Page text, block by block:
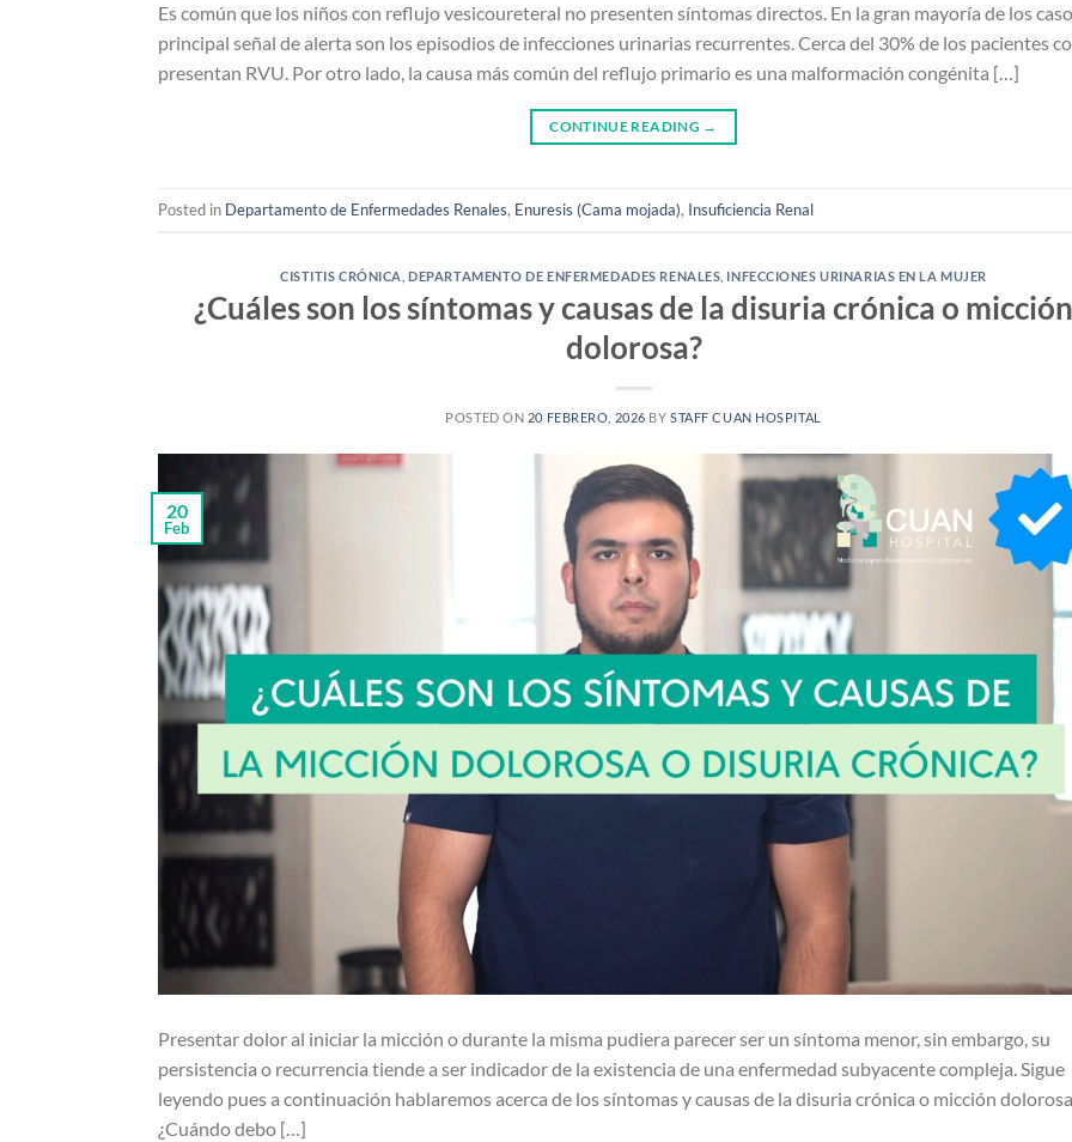
Es común que los niños con reflujo vesicoureteral no presenten síntomas directos. En la gran mayoría de los
principal señal de alerta son los episodios de infecciones urinarias recurrentes. Cerca del 30% de los pacientes
presentan RVU. Por otro lado, la causa más común del reflujo primario es una malformación congénita […]
CONTINUE READING →
Posted in Departamento de Enfermedades Renales, Enuresis (Cama mojada), Insuficiencia Renal
CISTITIS CRÓNICA ,DEPARTAMENTO DE ENFERMEDADES RENALES INFECCIONES URINARIAS EN LA MUJER
¿Cuáles son los síntomas y causas de la disuria crónica o micción
dolorosa?
POSTED ON 20 FEBRERO, 2026 BYSTAFF CUAN HOSPITAL
20
Feb
Presentar dolor al iniciar la micción o durante la misma pudiera parecer ser un síntoma menor, sin embargo, su
persistencia o recurrencia tiende a ser indicador de la existencia de una enfermedad subyacente compleja. Sigue
leyendo pues a continuación hablaremos acerca de los síntomas y causas de la disuria crónica o micción
¿Cuándo debo […]